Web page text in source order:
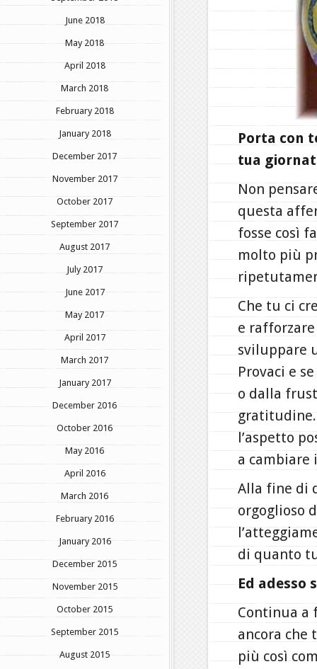
June 2018
May 2018
April 2018
March 2018
February 2018
January 2018
December 2017
November 2017
October 2017
September 2017
August 2017
July 2017
June 2017
May 2017
April 2017
March 2017
January 2017
December 2016
October 2016
May 2016
April 2016
March 2016
February 2016
January 2016
December 2015
November 2015
October 2015
September 2015
August 2015
Porta con
tua
Non
questa
fosse così
molto più
Che tu ci
e
sviluppare
Provaci e
o dalla
l’aspetto
a cambiare
Alla fine di
orgoglioso
di quanto
Ed adesso
Continua a
ancora che
più così